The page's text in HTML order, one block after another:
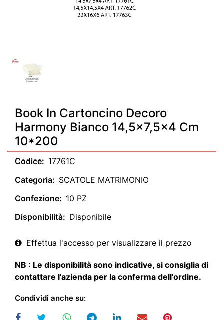
Book In Cartoncino Decoro
Harmony Bianco 14,5x7,5x4 Cm
10*200
Codice: 17761C
Categoria: SCATOLE MATRIMONIO
Confezione: 10 PZ
Disponibilità: Disponibile
Effettua l'accesso per visualizzare il prezzo
NB : Le disponibilità sono indicative, si consiglia di
contattare l'azienda per la conferma dell'ordine.
Condividi anche su: